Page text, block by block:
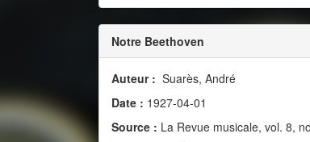
Notre Beethoven
Auteur : Suarès, André
Date : 1927-04-01
Source : La Revue musicale, vol. 8,